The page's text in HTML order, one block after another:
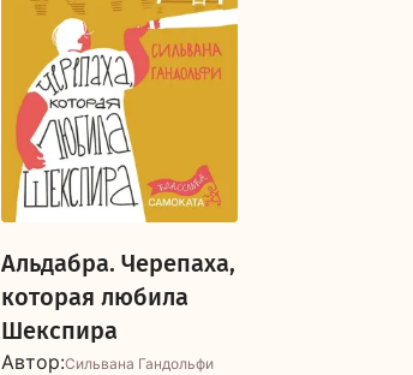
Альдабра. Черепаха,
которая любила
Шекспира
Автор:Сильвана Гандольфи